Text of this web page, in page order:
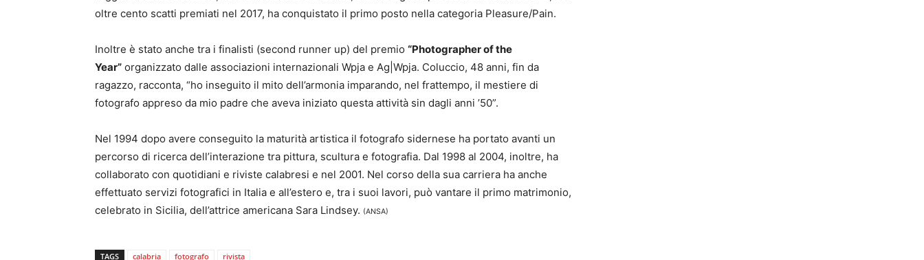
oltre cento scatti premiati nel 2017, ha conquistato il primo posto nella categoria Pleasure/Pain.
Inoltre è stato anche tra i finalisti (second runner up) del premio “Photographer of the
Year” organizzato dalle associazioni internazionali Wpja e Ag|Wpja. Coluccio, 48 anni, fin da
ragazzo, racconta, “ho inseguito il mito dell’armonia imparando, nel frattempo, il mestiere di
fotografo appreso da mio padre che aveva iniziato questa attività sin dagli anni ’50”.
Nel 1994 dopo avere conseguito la maturità artistica il fotografo sidernese ha portato avanti un
percorso di ricerca dell’interazione tra pittura, scultura e fotografia. Dal 1998 al 2004, inoltre, ha
collaborato con quotidiani e riviste calabresi e nel 2001. Nel corso della sua carriera ha anche
effettuato servizi fotografici in Italia e all’estero e, tra i suoi lavori, può vantare il primo matrimonio,
celebrato in Sicilia, dell’attrice americana Sara Lindsey. (ANSA)
TAGS calabria fotografo rivista